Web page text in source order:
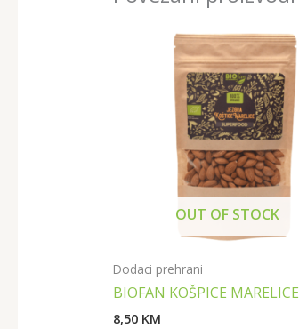
OUT OF STOCK
Dodaci prehrani
BIOFAN KOŠPICE MARELICE
8,50 KM